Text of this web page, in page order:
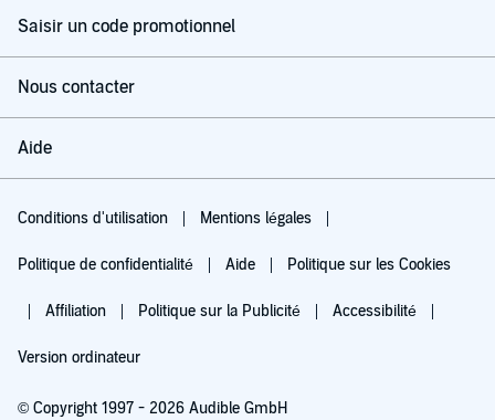
Saisir un code promotionnel
Nous contacter
Aide
Conditions d'utilisation Mentions légales
Politique de confidentialité Aide Politique sur les Cookies
Affiliation Politique sur la Publicité Accessibilité
Version ordinateur
© Copyright 1997 - 2026 Audible GmbH